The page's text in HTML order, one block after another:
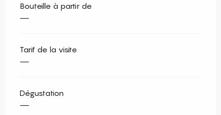
Bouteille à partir de
—
Tarif de la visite
—
Dégustation
—